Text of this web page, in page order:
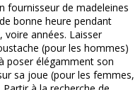
fournisseur de madeleines
bonne heure pendant
voire années. Laisser
(pour les hommes)
poser élégamment son
sa joue (pour les femmes,